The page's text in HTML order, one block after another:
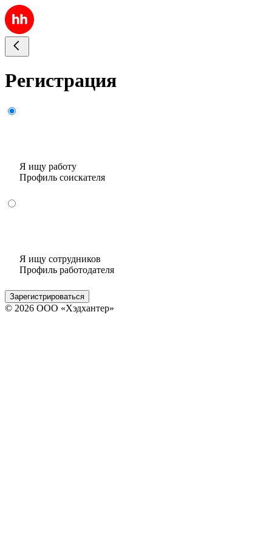
Регистрация
Я ищу работу
Профиль соискателя
Я ищу сотрудников
Профиль работодателя
Зарегистрироваться
© 2026 ООО «Хэдхантер»